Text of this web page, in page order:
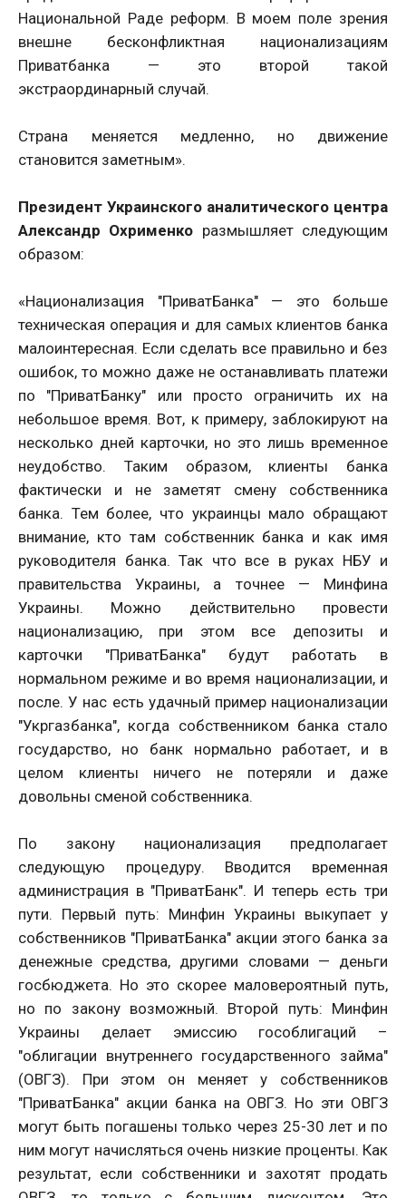
Национальной Раде реформ. В моем поле зрения
внешне бесконфликтная национализациям
Приватбанка — это второй такой
экстраординарный случай.
Страна меняется медленно, но движение
становится заметным».
Президент Украинского аналитического центра
Александр Охрименко размышляет следующим
образом:
«Национализация "ПриватБанка" — это больше
техническая операция и для самых клиентов банка
малоинтересная. Если сделать все правильно и без
ошибок, то можно даже не останавливать платежи
по "ПриватБанку" или просто ограничить их на
небольшое время. Вот, к примеру, заблокируют на
несколько дней карточки, но это лишь временное
неудобство. Таким образом, клиенты банка
фактически и не заметят смену собственника
банка. Тем более, что украинцы мало обращают
внимание, кто там собственник банка и как имя
руководителя банка. Так что все в руках НБУ и
правительства Украины, а точнее — Минфина
Украины. Можно действительно провести
национализацию, при этом все депозиты и
карточки "ПриватБанка" будут работать в
нормальном режиме и во время национализации, и
после. У нас есть удачный пример национализации
"Укргазбанка", когда собственником банка стало
государство, но банк нормально работает, и в
целом клиенты ничего не потеряли и даже
довольны сменой собственника.
По закону национализация предполагает
следующую процедуру. Вводится временная
администрация в "ПриватБанк". И теперь есть три
пути. Первый путь: Минфин Украины выкупает у
собственников "ПриватБанка" акции этого банка за
денежные средства, другими словами — деньги
госбюджета. Но это скорее маловероятный путь,
но по закону возможный. Второй путь: Минфин
Украины делает эмиссию гособлигаций –
"облигации внутреннего государственного займа"
(ОВГЗ). При этом он меняет у собственников
"ПриватБанка" акции банка на ОВГЗ. Но эти ОВГЗ
могут быть погашены только через 25-30 лет и по
ним могут начисляться очень низкие проценты. Как
результат, если собственники и захотят продать